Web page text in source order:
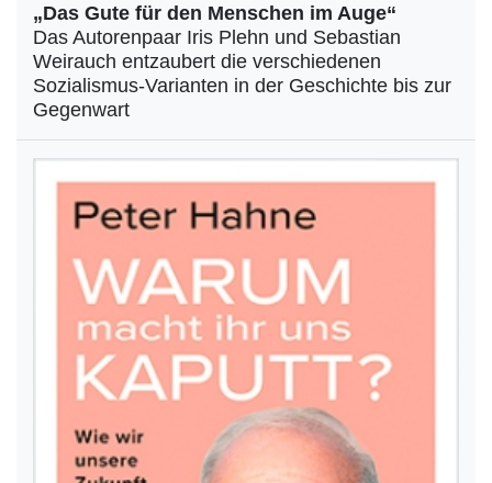
„Das Gute für den Menschen im Auge“
Das Autorenpaar Iris Plehn und Sebastian
Weirauch entzaubert die verschiedenen
Sozialismus-Varianten in der Geschichte bis zur
Gegenwart